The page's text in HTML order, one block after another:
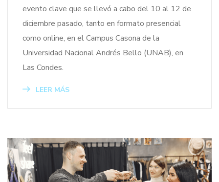
evento clave que se llevó a cabo del 10 al 12 de
diciembre pasado, tanto en formato presencial
como online, en el Campus Casona de la
Universidad Nacional Andrés Bello (UNAB), en
Las Condes.
LEER MÁS